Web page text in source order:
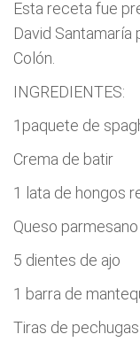
Esta receta fue
David
Colón.
INGREDIENTES:
1paquete de
Crema de batir
1 lata de hongos
Queso
5 dientes de ajo
1 barra de
Tiras de